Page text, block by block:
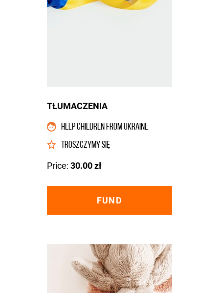
TŁUMACZENIA
HELP CHILDREN FROM UKRAINE
TROSZCZYMY SIĘ
Price: 30.00 zł
FUND